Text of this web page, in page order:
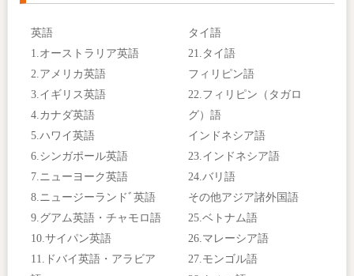
英語
1.オーストラリア英語
2.アメリカ英語
3.イギリス英語
4.カナダ英語
5.ハワイ英語
6.シンガポール英語
7.ニューヨーク英語
8.ニュージーランドﾞ英語
9.グアム英語・チャモロ語
10.サイパン英語
11.ドバイ英語・アラビア
タイ語
21.タイ語
フィリピン語
22.フィリピン（タガロ
グ）語
インドネシア語
23.インドネシア語
24.バリ語
その他アジア諸外国語
25.ベトナム語
26.マレーシア語
27.モンゴル語